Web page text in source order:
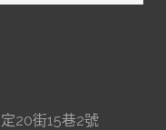
20街15巷2號